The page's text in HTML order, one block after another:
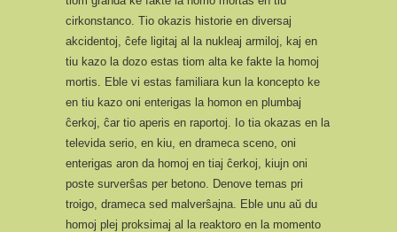
cirkonstanco. Tio okazis historie en diversaj
akcidentoj, ĉefe ligitaj al la nukleaj armiloj, kaj en
tiu kazo la dozo estas tiom alta ke fakte la homoj
mortis. Eble vi estas familiara kun la koncepto ke
en tiu kazo oni enterigas la homon en plumbaj
ĉerkoj, ĉar tio aperis en raportoj. Io tia okazas en la
televida serio, en kiu, en drameca sceno, oni
enterigas aron da homoj en tiaj ĉerkoj, kiujn oni
poste surverŝas per betono. Denove temas pri
troigo, drameca sed malverŝajna. Eble unu aŭ du
homoj plej proksimaj al la reaktoro en la momento